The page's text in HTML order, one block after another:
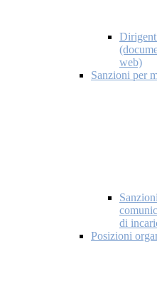
web)
Sanzioni per
di
Posizioni